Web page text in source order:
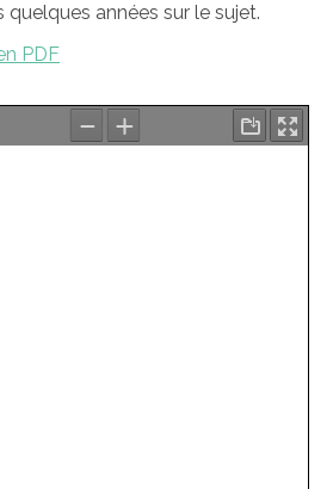
quelques années sur le sujet.
PDF